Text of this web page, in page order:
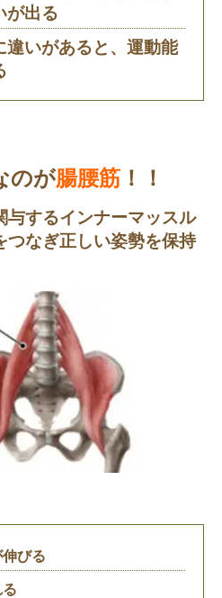
が出る
違いがあると、運動能
のが腸腰筋 ！！
与するインナーマッスル
つなぎ正しい姿勢を保持
びる